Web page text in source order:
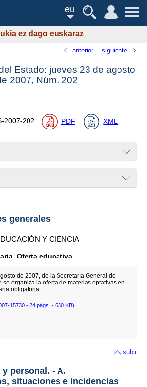
eu
ez dago euskaraz
anterior siguiente
Estado: jueves 23 de agosto
2007, Núm. 202
2007-202: PDF XML
generales
Y CIENCIA
Oferta educativa
de 2007, de la Secretaría General de
se organiza la oferta de materias optativas en
obligatoria.
15730 - 24 págs. - 630 KB)
subir
personal. - A.
situaciones e incidencias